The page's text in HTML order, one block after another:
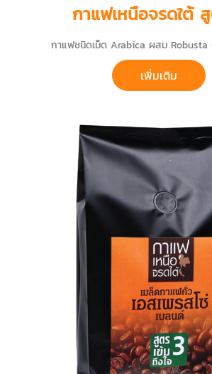
กาแฟเหนือจรดใต้
กาแฟชนิดเม็ด Arabica ผสม Robusta
เพิ่มเติม